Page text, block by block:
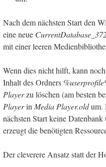
Nach dem nächsten Start den
eine neue
mit einer leeren
Wenn dies nicht hilft, kann
Inhalt des Ordners
Playerzu löschen (am besten
PlayerinMedia Player.oldum.
nächsten Start keine
erzeugt die benötigten
Der cleverere Ansatz statt der